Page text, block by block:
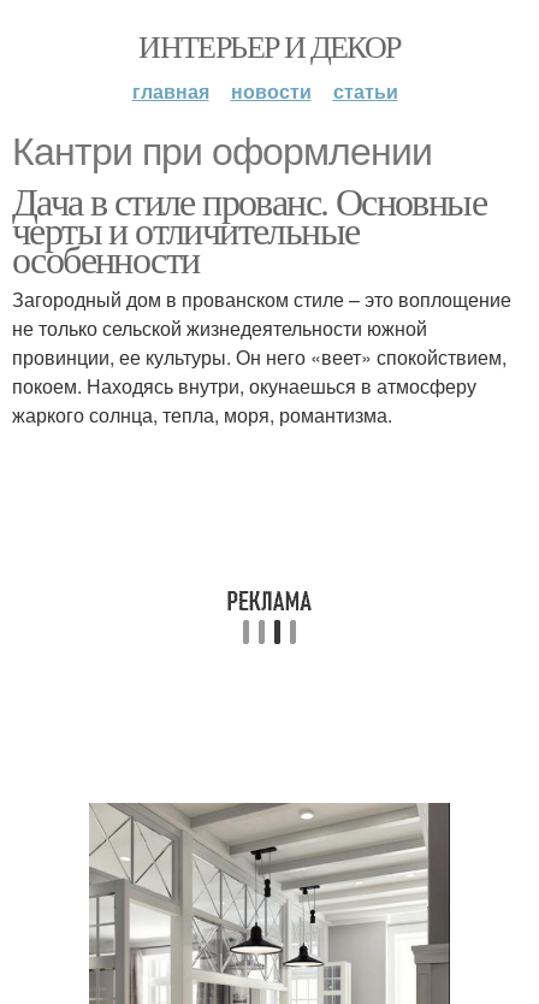
ИНТЕРЬЕР И ДЕКОР
главная новости статьи
Кантри при оформлении
Дача в стиле прованс. Основные
черты и отличительные
особенности
Загородный дом в прованском стиле – это воплощение
не только сельской жизнедеятельности южной
провинции, ее культуры. Он него «веет» спокойствием,
покоем. Находясь внутри, окунаешься в атмосферу
жаркого солнца, тепла, моря, романтизма.